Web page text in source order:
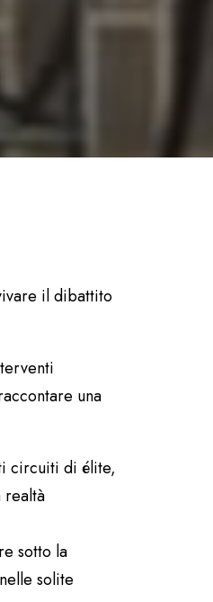
il dibattito
una
circuiti di élite,
realtà
sotto la
solite